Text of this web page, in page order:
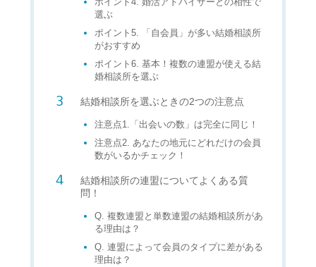
選ぶ
ポイント5. 「自会員」が多い結婚相談所
がおすすめ
ポイント6. 基本！複数の連盟が使える結
婚相談所を選ぶ
結婚相談所を選ぶときの2つの注意点
注意点1.「出会いの数」は完全に同じ！
注意点2. あなたの地元にどれだけの会員
数がいるかチェック！
結婚相談所の連盟についてよくある質
問！
Q. 複数連盟と単数連盟の結婚相談所があ
る理由は？
Q. 連盟によって会員のタイプに差がある
理由は？